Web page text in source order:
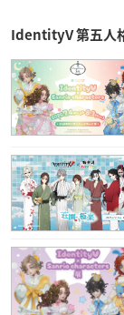
IdentityV 第五人